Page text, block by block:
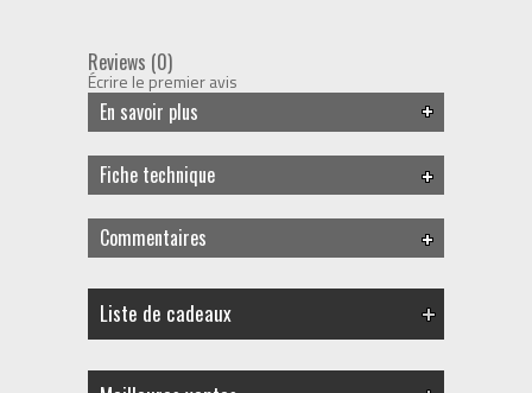
Reviews (0)
Écrire le premier avis
En savoir plus
Fiche technique
Commentaires
Liste de cadeaux